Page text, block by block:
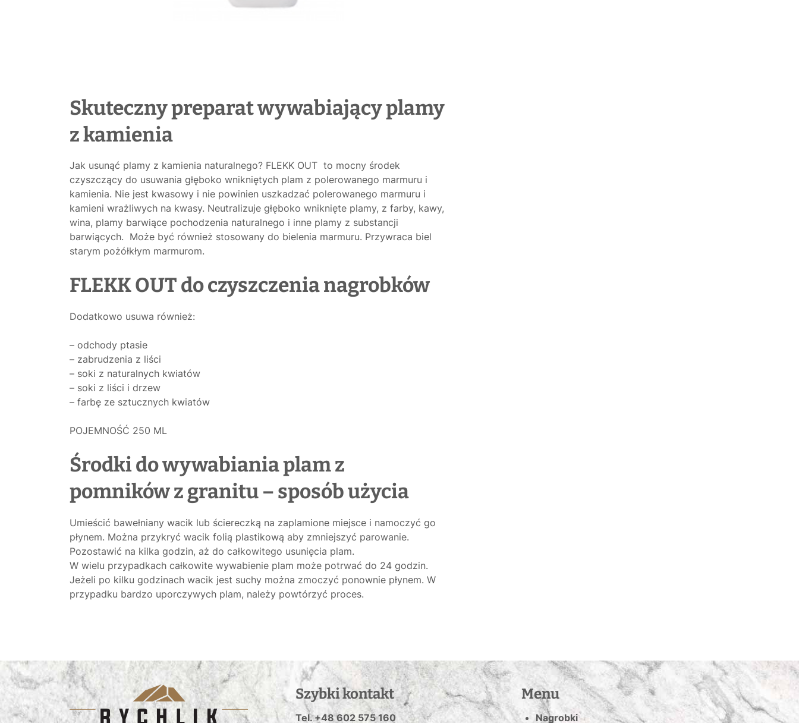
Skuteczny preparat wywabiający plamy
z kamienia
Jak usunąć plamy z kamienia naturalnego? FLEKK OUT to mocny środek
czyszczący do usuwania głęboko wnikniętych plam z polerowanego marmuru i
kamienia. Nie jest kwasowy i nie powinien uszkadzać polerowanego marmuru i
kamieni wrażliwych na kwasy. Neutralizuje głęboko wniknięte plamy, z farby, kawy,
wina, plamy barwiące pochodzenia naturalnego i inne plamy z substancji
barwiących. Może być również stosowany do bielenia marmuru. Przywraca biel
starym pożółkłym marmurom.
FLEKK OUT do czyszczenia nagrobków
Dodatkowo usuwa również:
– odchody ptasie
– zabrudzenia z liści
– soki z naturalnych kwiatów
– soki z liści i drzew
– farbę ze sztucznych kwiatów
POJEMNOŚĆ 250 ML
Środki do wywabiania plam z
pomników z granitu – sposób użycia
Umieścić bawełniany wacik lub ściereczką na zaplamione miejsce i namoczyć go
płynem. Można przykryć wacik folią plastikową aby zmniejszyć parowanie.
Pozostawić na kilka godzin, aż do całkowitego usunięcia plam.
W wielu przypadkach całkowite wywabienie plam może potrwać do 24 godzin.
Jeżeli po kilku godzinach wacik jest suchy można zmoczyć ponownie płynem. W
przypadku bardzo uporczywych plam, należy powtórzyć proces.
Szybki kontakt
Tel. +48 602 575 160
Menu
Nagrobki